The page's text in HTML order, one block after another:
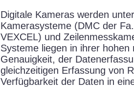
Digitale Kameras werden
Kamerasysteme (DMC der
VEXCEL) und
Systeme liegen in ihrer
Genauigkeit, der
gleichzeitigen Erfassung von
Verfügbarkeit der Daten in